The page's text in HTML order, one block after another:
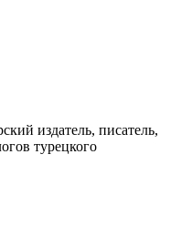
издатель, писатель,
турецкого